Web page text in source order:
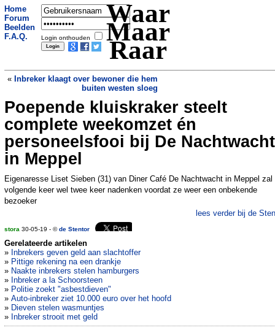
Home
Forum
Beelden
F.A.Q.
Login onthouden
Waar
Maar
Raar
« Inbreker klaagt over bewoner die hem
buiten westen sloeg
Vrouw zit vast met haar hoofd nadat ze
wil gluren bij de buren»
Poepende kluiskraker steelt
complete weekomzet én
personeelsfooi bij De Nachtwacht
in Meppel
Eigenaresse Liset Sieben (31) van Diner Café De Nachtwacht in Meppel zal
volgende keer wel twee keer nadenken voordat ze weer een onbekende
bezoeker
lees verder bij de
stora 30-05-19 - ©de Stentor
Gerelateerde artikelen
» Inbrekers geven geld aan slachtoffer
» Pittige rekening na een drankje
» Naakte inbrekers stelen hamburgers
» Inbreker a la Schoorsteen
» Politie zoekt "asbestdieven"
» Auto-inbreker ziet 10.000 euro over het hoofd
» Dieven stelen wasmuntjes
» Inbreker strooit met geld